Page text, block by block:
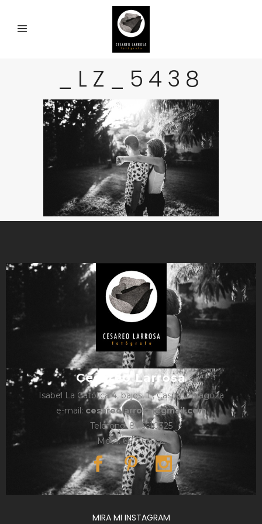
_LZ_5438
Cesareo Larrosa
Isabel La Católica 4, bajos, 1º, Caspe, Zaragoza
e-mail: cesareolarrosa@gmail.com
Teléfono: 876610325
Móvil: 657366052
MIRA MI INSTAGRAM